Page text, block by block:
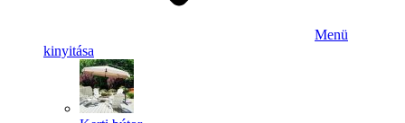
Menü
kinyitása